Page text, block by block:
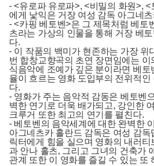
- <유로파 유로파>, <비밀의 화원>,
에게 낯익은 거장 여성 감독 아그네
- <카핑 베토벤>은 그 제목처럼 베토
츠라는 가상의 인물을 통해 거장 베
다.
- 이 작품의 백미가 현존하는 가장 위
번 합창교향곡의 초연 장면임에는
식음악에 조예가 깊은 분이라면 베
율이 흐르는 영화 도입부의 전위적
다.
- 영화가 주는 음악적 감동은 베토벤
벽한 연기로 더욱 배가되고, 강인한
크루거 또한 최고의 연기를 펼친다.
- 베토벤의 음악세계에 대한 완벽한
아그네츠카 홀란드 감독은 여성 감
릭터에게 힘을 실으며 영화의 내러
과 안나 홀츠, 그리고 그녀의 건축가
관계 또한 이 영화를 즐길 수 있는 또